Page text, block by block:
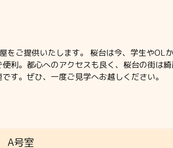
をご提供いたします。 桜台は今、学生やOL
利。都心へのアクセスも良く、桜台の街は
す。ぜひ、一度ご見学へお越しください。
A号室